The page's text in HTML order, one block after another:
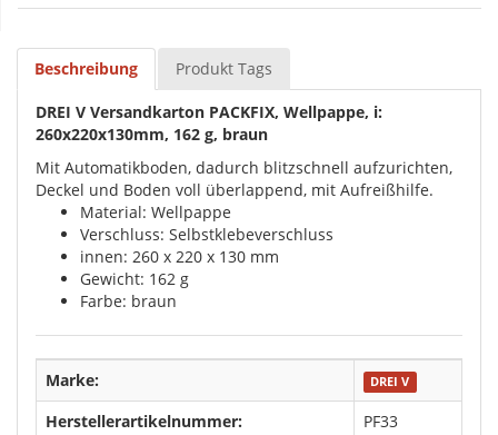
Beschreibung Produkt Tags
DREI V Versandkarton PACKFIX, Wellpappe, i:
260x220x130mm, 162 g, braun
Mit Automatikboden, dadurch blitzschnell aufzurichten,
Deckel und Boden voll überlappend, mit Aufreißhilfe.
Material: Wellpappe
Verschluss: Selbstklebeverschluss
innen: 260 x 220 x 130 mm
Gewicht: 162 g
Farbe: braun
Marke: DREI V
Herstellerartikelnummer: PF33